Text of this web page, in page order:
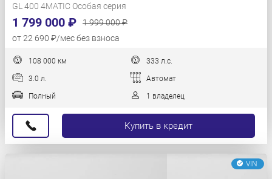
GL 400 4MATIC Особая серия
1 799 000 ₽
1 999 000 ₽
от 22 690 ₽/мес без взноса
108 000 км 333 л.с.
3.0 л. Автомат
Полный 1 владелец
Купить в кредит
VIN